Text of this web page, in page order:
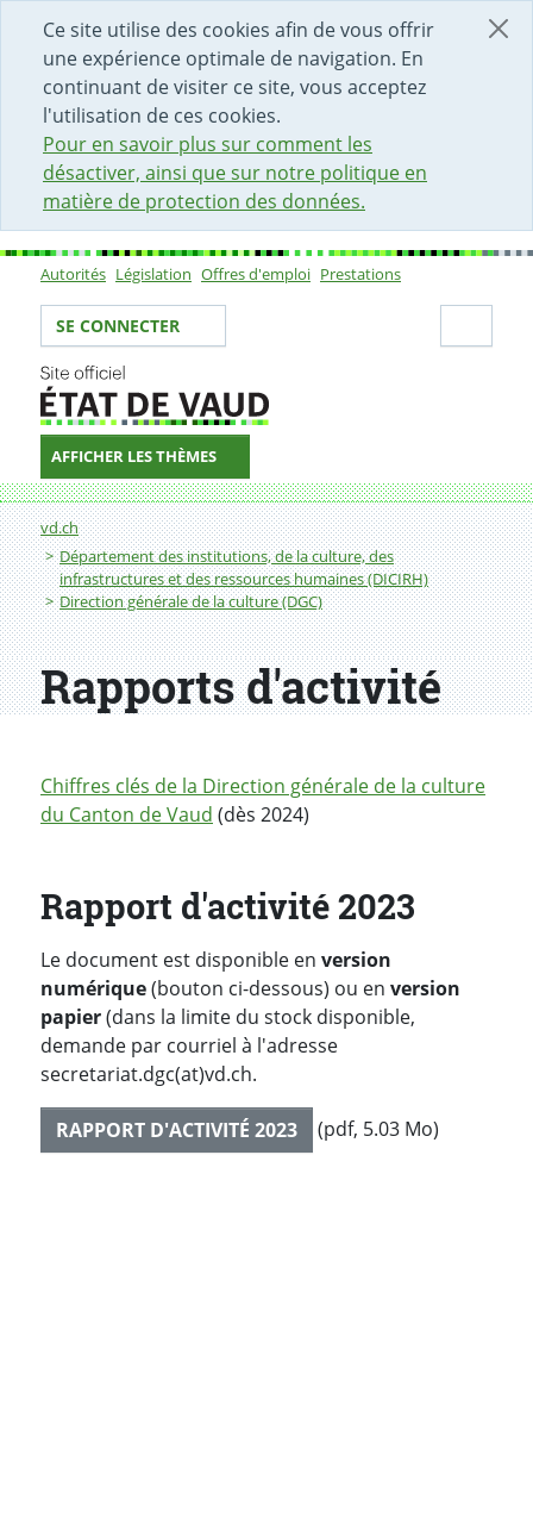
Ce site utilise des cookies afin de vous offrir
une expérience optimale de navigation. En
continuant de visiter ce site, vous acceptez
l'utilisation de ces cookies.
Pour en savoir plus sur comment les
désactiver, ainsi que sur notre politique en
matière de protection des données.
DÉBUT DU CONTENU DE LA PAGE
ACCÈS AU CHAMP DE RECHERCHE
PAGE D'ACCUEIL
FORMULAIRE DE CONTACT
Sous-navigation
Autorités Législation Offres d'emploi Prestations
Votre identité
SE CONNECTER
AFFICHER LES THÈMES
Fil d'Ariane
vd.ch
Département des institutions, de la culture, des
infrastructures et des ressources humaines (DICIRH)
Direction générale de la culture (DGC)
Rapports d'activité
Rapports d'activité
Chiffres clés de la Direction générale de la culture
du Canton de Vaud (dès 2024)
Rapport d'activité 2023
Le document est disponible en version
numérique(bouton ci-dessous) ou en version
papier(dans la limite du stock disponible,
demande par courriel à l'adresse
secretariat.dgc(at)vd.ch.
RAPPORT D'ACTIVITÉ 2023 (pdf, 5.03 Mo)